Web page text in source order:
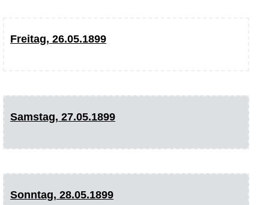
Freitag, 26.05.1899
Samstag, 27.05.1899
Sonntag, 28.05.1899